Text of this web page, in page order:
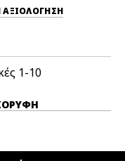
ΑΥΤΉΝ ΤΗΝ ΑΞΙΟΛΟΓΗΣΗ
1-10